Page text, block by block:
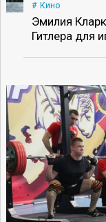
Кино
Эмилия
Гитлера для